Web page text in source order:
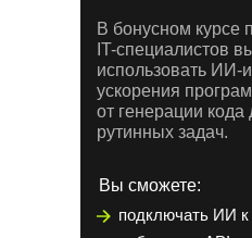
В бонусном курсе
IT-специалистов
использовать ИИ-
ускорения
от генерации кода
рутинных задач.
Вы сможете:
подключать ИИ к